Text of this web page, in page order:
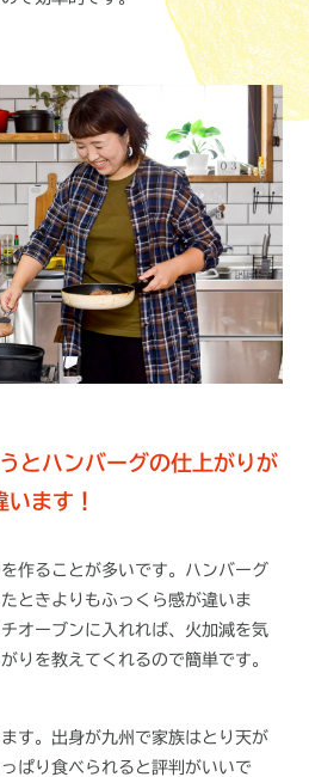
とハンバーグの仕上がりが
います！
作ることが多いです。ハンバーグ
ときよりもふっくら感が違いま
オーブンに入れれば、火加減を気
りを教えてくれるので簡単です。
す。出身が九州で家族はとり天が
ぱり食べられると評判がいいで